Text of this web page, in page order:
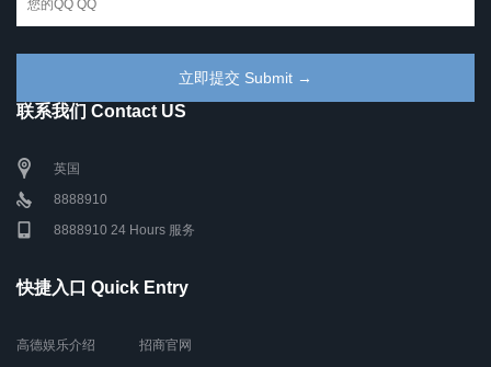
联系我们 Contact US
英国
8888910
8888910 24 Hours 服务
快捷入口 Quick Entry
高德娱乐介绍 招商官网